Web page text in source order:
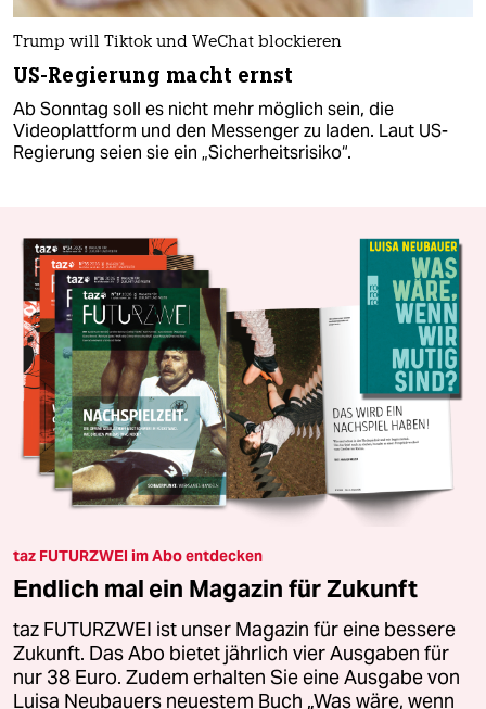
Trump will Tiktok und WeChat blockieren
US-Regierung macht ernst
Ab Sonntag soll es nicht mehr möglich sein, die
Videoplattform und den Messenger zu laden. Laut US-
Regierung seien sie ein „Sicherheitsrisiko“.
taz FUTURZWEI im Abo entdecken
Endlich mal ein Magazin für Zukunft
taz FUTURZWEI ist unser Magazin für eine bessere
Zukunft. Das Abo bietet jährlich vier Ausgaben für
nur 38 Euro. Zudem erhalten Sie eine Ausgabe von
Luisa Neubauers neuestem Buch „Was wäre, wenn